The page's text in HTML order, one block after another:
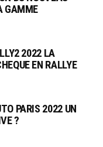
GAMME
2022 LA
EN RALLYE
PARIS 2022 UN
?